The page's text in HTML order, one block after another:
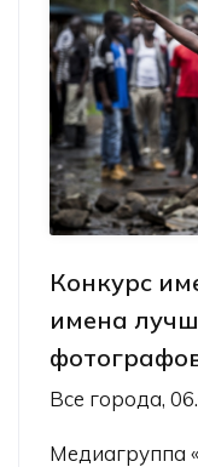
Конкурс
имена
Все города,
Медиагруппа